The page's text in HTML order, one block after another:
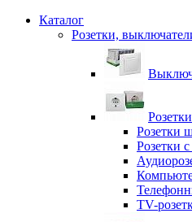
Каталог
Розетки,
Розетки
Розетки
Розетки
TV-